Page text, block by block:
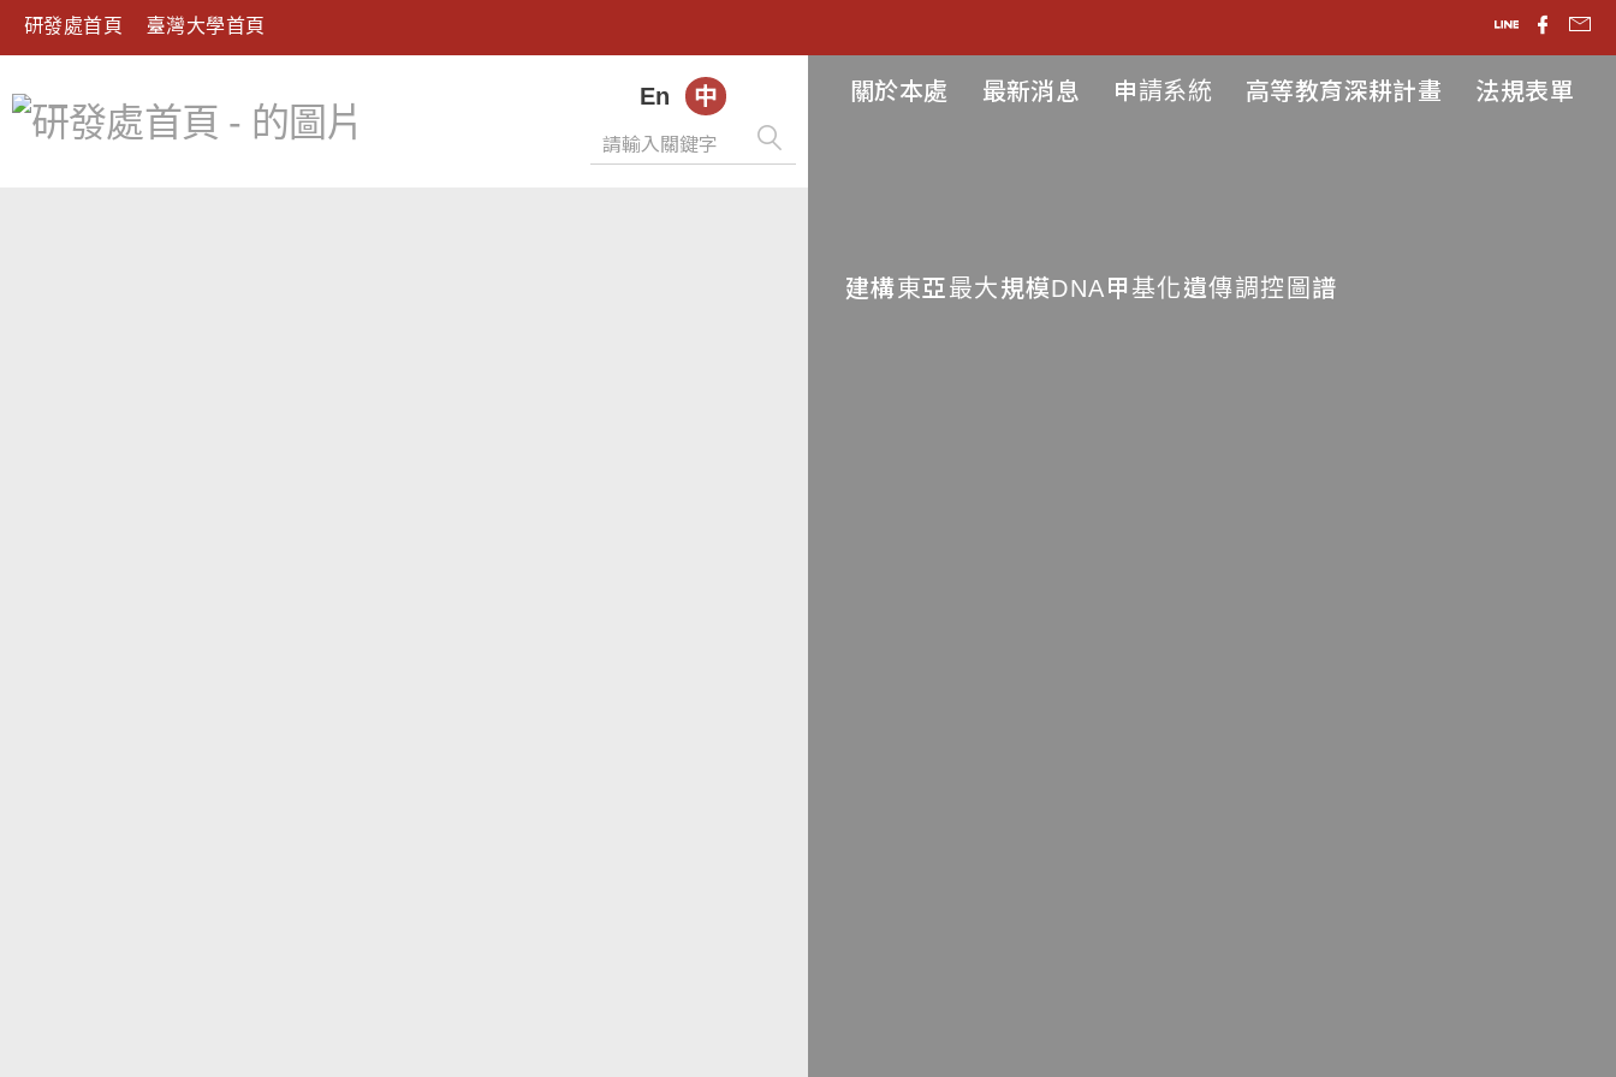
研發處首頁 臺灣大學首頁
En 中 關於本處 最新消息 申請系統 高等教育深耕計畫 法規表單
建構東亞最大規模DNA甲基化遺傳調控圖譜